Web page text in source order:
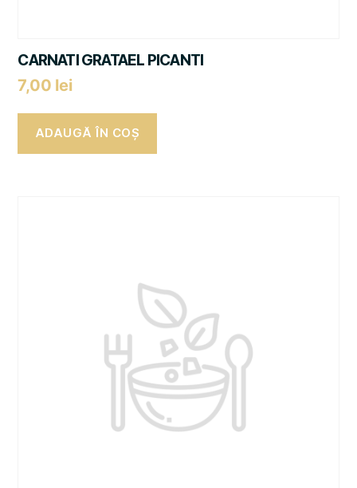
CARNATI GRATAEL PICANTI
7,00 lei
ADAUGĂ ÎN COȘ